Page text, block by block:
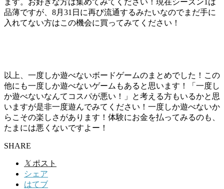
品薄ですが、8月31日に再び流通するみたいなのでまだ手に
入れてない方はこの機会に買ってみてください！
以上、一度しか遊べないボードゲームのまとめでした！この
他にも一度しか遊べないゲームもあると思います！
「一度し
か遊べないなんてコスパが悪い！」
と考える方もいるかと思
いますが是非一度遊んでみてください！一度しか遊べないか
らこその楽しさがあります！ 体験にお金を払ってみるのも、
たまには悪くないですよー！
SHARE
𝕏 ポスト
シェア
はてブ